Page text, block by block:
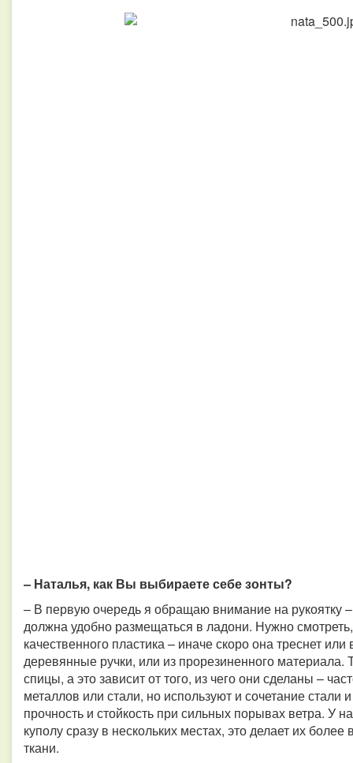
– Наталья, как Вы выбираете себе зонты?
– В первую очередь я обращаю внимание на рукоятку
должна удобно размещаться в ладони. Нужно
качественного пластика – иначе скоро она треснет
деревянные ручки, или из прорезиненного
спицы, а это зависит от того, из чего они сделаны –
металлов или стали, но используют и сочетание стали
прочность и стойкость при сильных порывах ветра. У
куполу сразу в нескольких местах, это делает их
ткани.